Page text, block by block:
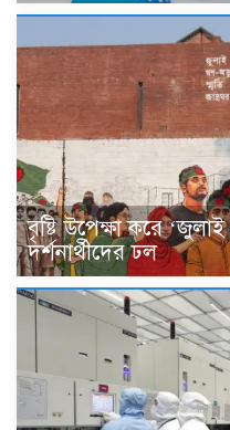
বৃষ্টি উপেক্ষা করে
দর্শনার্থীদের ঢল